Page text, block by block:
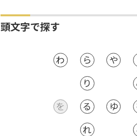
頭文字で探す
や
ゆ
ら
り
る
れ
わ
を